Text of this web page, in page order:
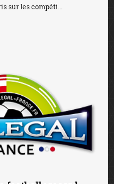
sur les compéti...